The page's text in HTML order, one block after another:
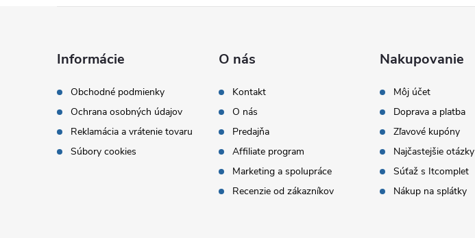
Informácie
Obchodné podmienky
Ochrana osobných údajov
Reklamácia a vrátenie tovaru
Súbory cookies
O nás
Kontakt
O nás
Predajňa
Affiliate program
Marketing a spolupráce
Recenzie od zákazníkov
Nakupovanie
Môj účet
Doprava a platba
Zľavové kupóny
Najčastejšie otázky
Súťaž s Itcomplet
Nákup na splátky